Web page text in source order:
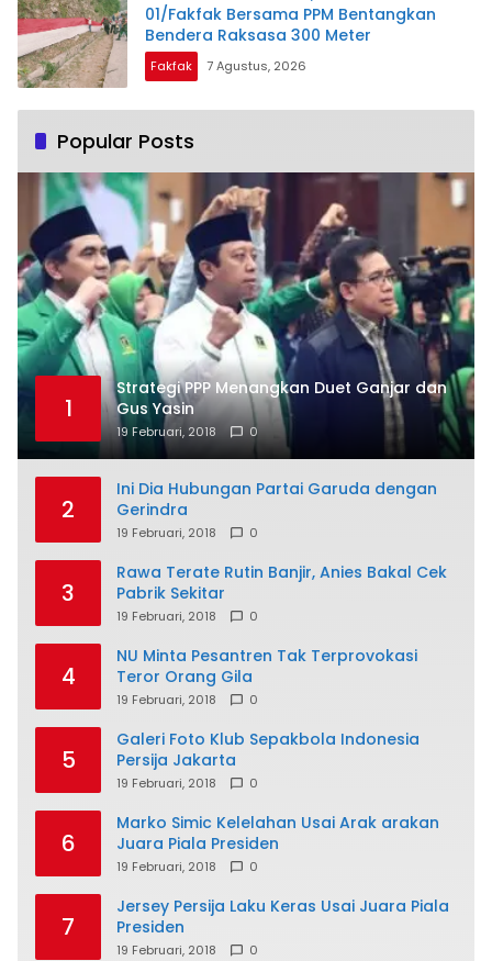
01/Fakfak Bersama PPM Bentangkan
Bendera Raksasa 300 Meter
Fakfak 7 Agustus, 2026
Popular Posts
1
Strategi PPP Menangkan Duet Ganjar dan
Gus Yasin
19 Februari, 2018 0
2
Ini Dia Hubungan Partai Garuda dengan
Gerindra
19 Februari, 2018 0
3
Rawa Terate Rutin Banjir, Anies Bakal Cek
Pabrik Sekitar
19 Februari, 2018 0
4
NU Minta Pesantren Tak Terprovokasi
Teror Orang Gila
19 Februari, 2018 0
5
Galeri Foto Klub Sepakbola Indonesia
Persija Jakarta
19 Februari, 2018 0
6
Marko Simic Kelelahan Usai Arak arakan
Juara Piala Presiden
19 Februari, 2018 0
7
Jersey Persija Laku Keras Usai Juara Piala
Presiden
19 Februari, 2018 0